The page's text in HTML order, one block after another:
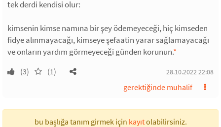
tek derdi kendisi olur:
kimsenin kimse namına bir şey ödemeyeceği, hiç kimseden
fidye alınmayacağı, kimseye şefaatin yarar sağlamayacağı
ve onların yardım görmeyeceği günden korunun.*
(3) (1) 28.10.2022 22:08
gerektiğinde muhalif
bu başlığa tanım girmek için kayıtolabilirsiniz.